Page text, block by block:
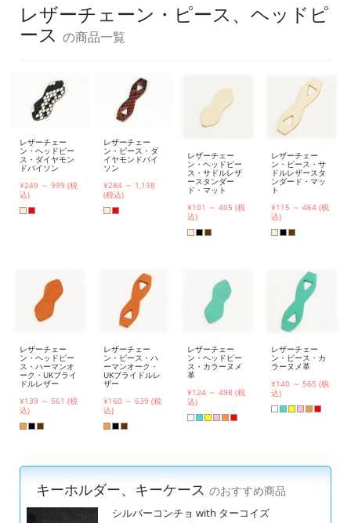
レザーチェーン・ピース、ヘッドピ
ース の商品一覧
レザーチェー
ン・ヘッドピー
ス・ダイヤモン
ドパイソン
¥249 ～ 999 (税
込)
レザーチェー
ン・ピース・ダ
イヤモンドパイ
ソン
¥284 ～ 1,138
(税込)
レザーチェー
ン・ヘッドピー
ス・サドルレザ
ースタンダー
ド・マット
¥101 ～ 405 (税
込)
レザーチェー
ン・ピース・サ
ドルレザースタ
ンダード・マッ
ト
¥115 ～ 464 (税
込)
レザーチェー
ン・ヘッドピー
ス・ハーマンオ
ーク・UKブライ
ドルレザー
¥139 ～ 561 (税
込)
レザーチェー
ン・ピース・ハ
ーマンオーク・
UKブライドルレ
ザー
¥160 ～ 639 (税
込)
レザーチェー
ン・ヘッドピー
ス・カラーヌメ
革
¥124 ～ 498 (税
込)
レザーチェー
ン・ピース・カ
ラーヌメ革
¥140 ～ 565 (税
込)
キーホルダー、キーケース のおすすめ商品
シルバーコンチョ with ターコイズ